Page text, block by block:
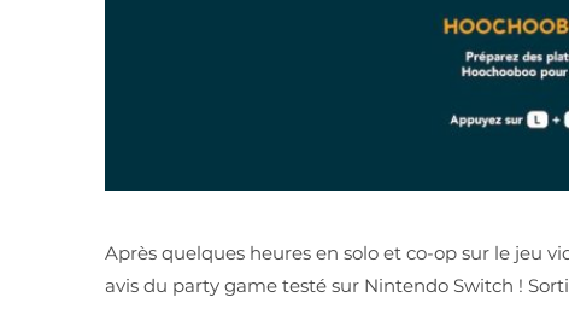
Après quelques heures en solo et co-op sur le jeu
avis du party game testé sur Nintendo Switch !